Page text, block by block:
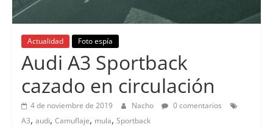
Actualidad Foto espía
Audi A3 Sportback
cazado en circulación
4 de noviembre de 2019 Nacho
0 comentarios
A3, audi, Camuflaje, mula, Sportback